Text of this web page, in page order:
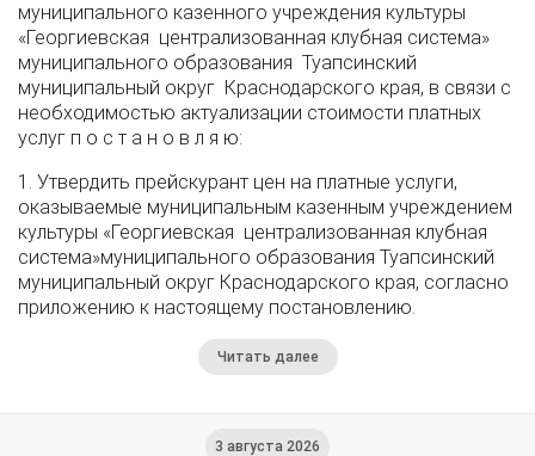
муниципального казенного учреждения культуры
«Георгиевская централизованная клубная система»
муниципального образования Туапсинский
муниципальный округ Краснодарского края, в связи с
необходимостью актуализации стоимости платных
услуг п о с т а н о в л я ю:
1. Утвердить прейскурант цен на платные услуги,
оказываемые муниципальным казенным учреждением
культуры «Георгиевская централизованная клубная
система»муниципального образования Туапсинский
муниципальный округ Краснодарского края, согласно
приложению к настоящему постановлению.
Читать далее
3 августа 2026